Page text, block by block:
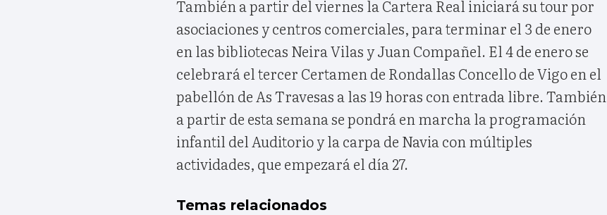
También a partir del viernes la Cartera Real iniciará su tour por
asociaciones y centros comerciales, para terminar el 3 de enero
en las bibliotecas Neira Vilas y Juan Compañel. El 4 de enero se
celebrará el tercer Certamen de Rondallas Concello de Vigo en el
pabellón de As Travesas a las 19 horas con entrada libre. También
a partir de esta semana se pondrá en marcha la programación
infantil del Auditorio y la carpa de Navia con múltiples
actividades, que empezará el día 27.
Temas relacionados